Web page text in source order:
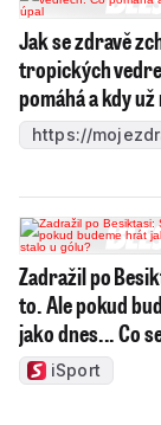
Jak se zdravě
tropických
pomáhá a kdy
https://
Zadražil po
to. Ale pokud
jako dnes... Co
iSport